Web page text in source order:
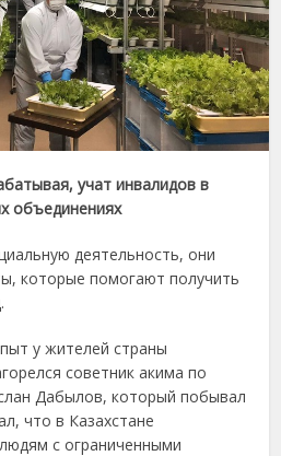
учат инвалидов в
объединениях
деятельность, они
которые помогают получить
у жителей страны
советник акима по
Дабылов, который побывал
что в Казахстане
с ограниченными